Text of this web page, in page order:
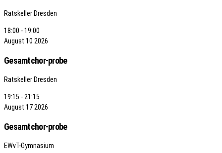
Ratskeller Dresden
18:00 - 19:00
August 10 2026
Gesamtchor-probe
Ratskeller Dresden
19:15 - 21:15
August 172026
Gesamtchor-probe
EWvT-Gymnasium